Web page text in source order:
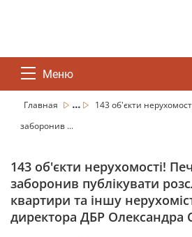
Меню
Главная ...
143 об'єкти
заборонив ...
143 об'єкти нерухомості!
заборонив публікувати
квартири та іншу
директора ДБР Олександра